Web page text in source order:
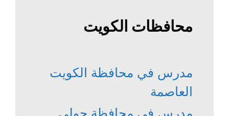
محافظات الكويت
مدرس في محافظة الكويت
العاصمة
مدرس في محافظة حولي